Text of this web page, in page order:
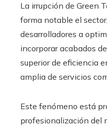
La irrupción de Green
forma notable el
desarrolladores a
incorporar acabados
superior de eficiencia
amplia de servicios
Este fenómeno está
profesionalización del